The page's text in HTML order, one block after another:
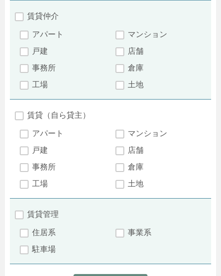
賃貸仲介
アパート
マンション
戸建
店舗
事務所
倉庫
工場
土地
賃貸（自ら貸主）
アパート
マンション
戸建
店舗
事務所
倉庫
工場
土地
賃貸管理
住居系
事業系
駐車場